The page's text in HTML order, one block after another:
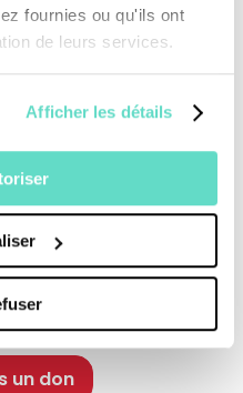
fournies ou qu'ils ont
de leurs services.
Afficher les détails
d’origine
aventure hors du
de 26
un don